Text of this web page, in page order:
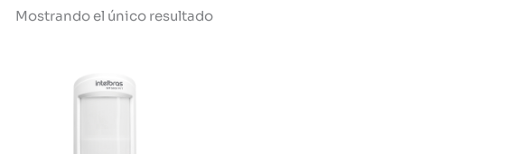
Mostrando el único resultado